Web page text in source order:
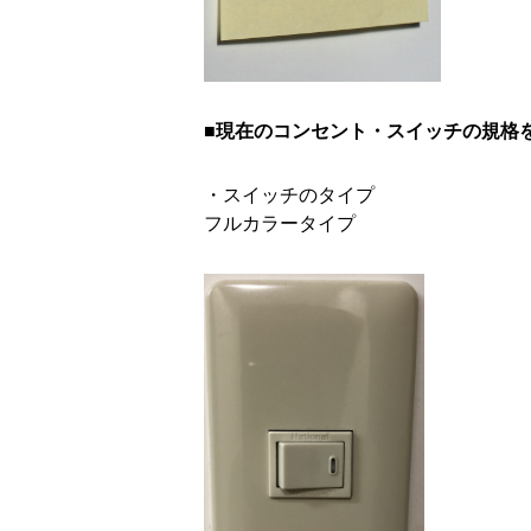
■現在のコンセント・スイッチの規格
・スイッチのタイプ
フルカラータイプ